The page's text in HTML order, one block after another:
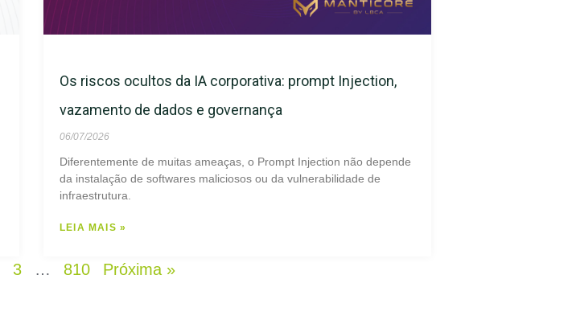
Os riscos ocultos da IA corporativa: prompt Injection,
vazamento de dados e governança
06/07/2026
Diferentemente de muitas ameaças, o Prompt Injection não depende
da instalação de softwares maliciosos ou da vulnerabilidade de
infraestrutura.
LEIA MAIS »
3 … 810 Próxima »